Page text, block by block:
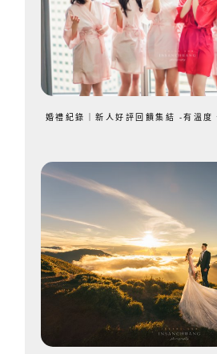
婚禮紀錄｜新人好評回饋集結 -有溫度